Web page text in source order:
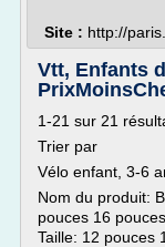
Site : http://
Vtt, Enfants
1-21 sur 21
Trier par
Vélo enfant, 3-6
Nom du produit:
pouces 16
Taille: 12 pouces